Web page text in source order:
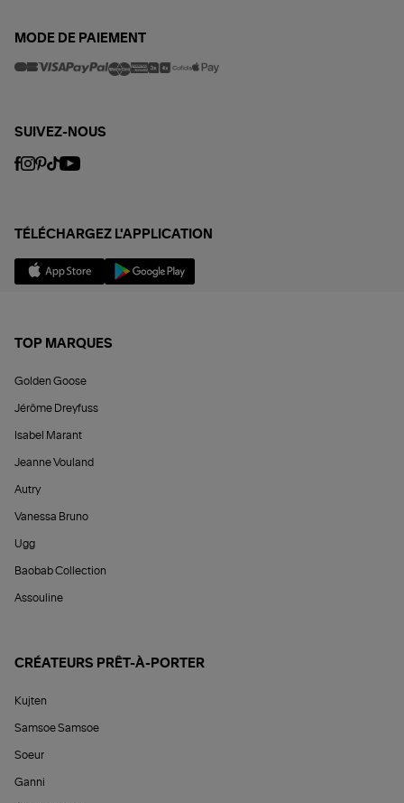
MODE DE PAIEMENT
SUIVEZ-NOUS
TÉLÉCHARGEZ L'APPLICATION
TOP MARQUES
Golden Goose
Jérôme Dreyfuss
Isabel Marant
Jeanne Vouland
Autry
Vanessa Bruno
Ugg
Baobab Collection
Assouline
CRÉATEURS PRÊT-À-PORTER
Kujten
Samsoe Samsoe
Soeur
Ganni